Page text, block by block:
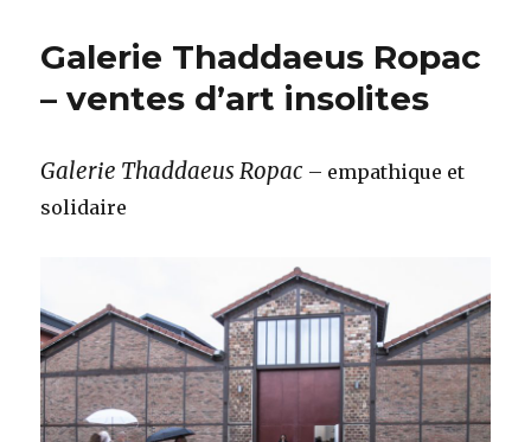
Galerie Thaddaeus Ropac
– ventes d’art insolites
Galerie Thaddaeus Ropac – empathique et
solidaire